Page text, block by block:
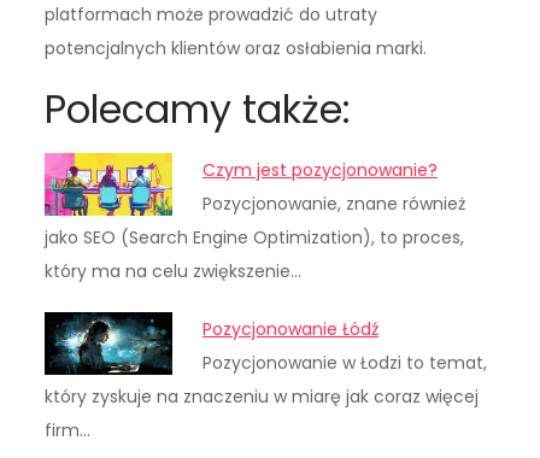
platformach może prowadzić do utraty
potencjalnych klientów oraz osłabienia marki.
Polecamy także:
Czym jest pozycjonowanie?
Pozycjonowanie, znane również
jako SEO (Search Engine Optimization), to proces,
który ma na celu zwiększenie…
Pozycjonowanie Łódź
Pozycjonowanie w Łodzi to temat,
który zyskuje na znaczeniu w miarę jak coraz więcej
firm…